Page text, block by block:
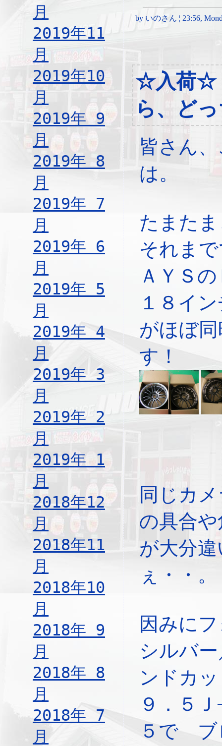
月
2019年11
月
2019年10
月
2019年 9
月
2019年 8
月
2019年 7
月
2019年 6
月
2019年 5
月
2019年 4
月
2019年 3
月
2019年 2
月
2019年 1
月
2018年12
月
2018年11
月
2018年10
月
2018年 9
月
2018年 8
月
2018年 7
月
by いのさん ¦ 23:56,
☆入荷☆
ら、ど
皆さん
は。
たまた
それま
ＡＹＳ
１８イ
がほぼ
す！
同じカ
の具合
が大分
ぇ・・。
因みに
シルバ
ンドカ
９．５
５で ブ